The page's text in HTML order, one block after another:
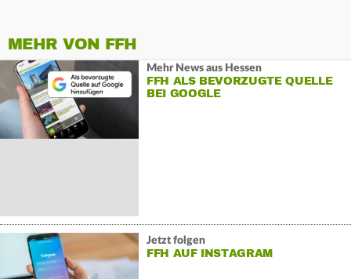
MEHR VON FFH
Mehr News aus Hessen
FFH ALS BEVORZUGTE QUELLE
BEI GOOGLE
Jetzt folgen
FFH AUF INSTAGRAM